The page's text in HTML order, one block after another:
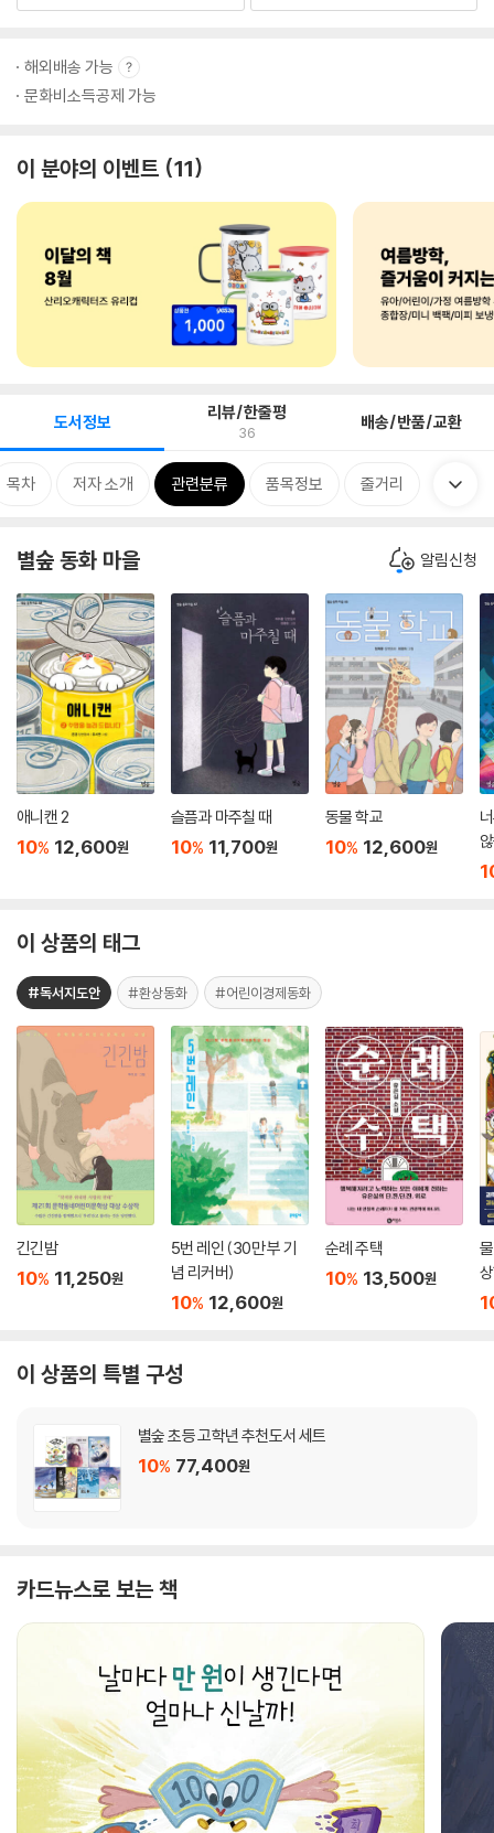
해외배송 가능
문화비소득공제 가능
이 분야의 이벤트 11
도서정보 리뷰/한줄평
36 배송/반품/교환
목차 저자 소개 관련분류 품목정보 줄거리
별숲 동화 마을 알림신청
애니캔 2
10% 12,600원
슬픔과 마주칠 때
10% 11,700원
동물 학교
10% 12,600원
이 상품의 태그
#독서지도안 #환상동화 #어린이경제동화
긴긴밤
10% 11,250원
5번 레인 (30만 부 기
념 리커버)
10% 12,600원
순례 주택
10% 13,500원
이 상품의 특별 구성
별숲 초등 고학년 추천도서 세트
10% 77,400원
카드뉴스로 보는 책